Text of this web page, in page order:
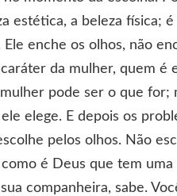
estética, a beleza física;
enche os olhos, não
da mulher, quem é
pode ser o que for;
elege. E depois os
pelos olhos. Não
é Deus que tem
companheira, sabe.